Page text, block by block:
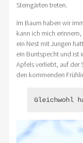
Steingärten treten.
Im Baum haben wir
kann ich mich
ein Nest mit Jungen
ein Buntspecht und ist
Apfels verliebt, auf der
den kommenden
Gleichwohl